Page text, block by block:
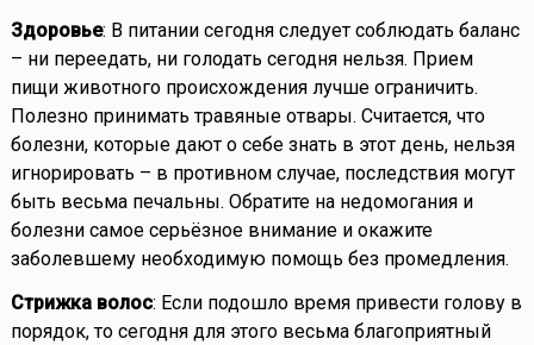
Здоровье: В питании сегодня следует соблюдать баланс
– ни переедать, ни голодать сегодня нельзя. Прием
пищи животного происхождения лучше ограничить.
Полезно принимать травяные отвары. Считается, что
болезни, которые дают о себе знать в этот день, нельзя
игнорировать – в противном случае, последствия могут
быть весьма печальны. Обратите на недомогания и
болезни самое серьёзное внимание и окажите
заболевшему необходимую помощь без промедления.
Стрижка волос: Если подошло время привести голову в
порядок, то сегодня для этого весьма благоприятный